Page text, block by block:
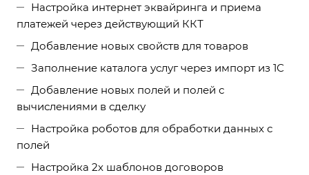
Настройка интернет эквайринга и приема
платежей через действующий ККТ
Добавление новых свойств для товаров
Заполнение каталога услуг через импорт из 1С
Добавление новых полей и полей с
вычислениями в сделку
Настройка роботов для обработки данных с
полей
Настройка 2х шаблонов договоров